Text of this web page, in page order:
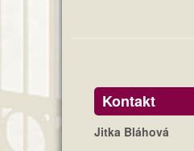
Kontakt
Jitka Bláhová